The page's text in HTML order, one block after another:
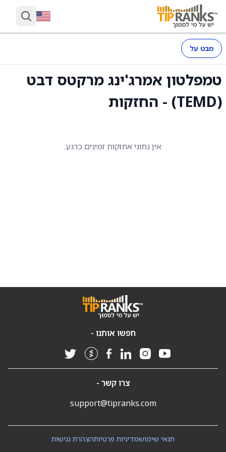
מבט על
טמפלטון אמרג'ינג מרקטס דבט
(TEMD) - החזקות
אין נתוני אחזקות זמינים כרגע.
חפשו אותנו -
צרו קשר -
support@tipranks.com
הצהרת נגישותמדיניות פרטיותתנאי שימוש